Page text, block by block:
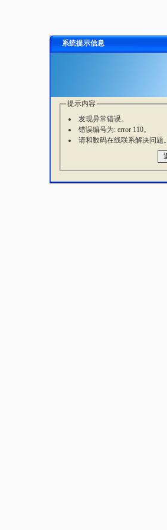
系统提示信息
提示内容
发现异常错误。
错误编号为: error 110。
请和数码在线联系解决问题。